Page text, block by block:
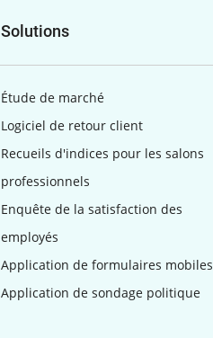
Solutions
Étude de marché
Logiciel de retour client
Recueils d'indices pour les salons
professionnels
Enquête de la satisfaction des
employés
Application de formulaires mobiles
Application de sondage politique